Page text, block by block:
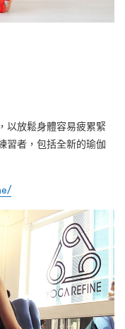
以放鬆身體容易疲累緊
習者，包括全新的瑜伽